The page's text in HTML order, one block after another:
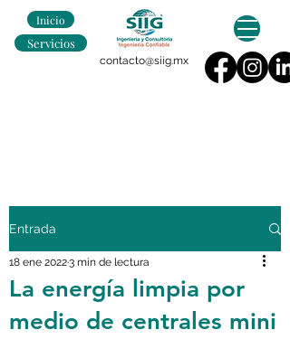
Inicio
Servicios
contacto@siig.mx
Entrada
La energía limpia por
medio de centrales mini
18 ene 20223 min de lectura